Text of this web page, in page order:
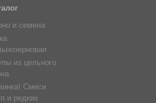
и семена
из цельного
Смеси
и редких